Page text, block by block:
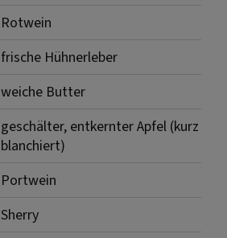
Rotwein
frische Hühnerleber
weiche Butter
geschälter, entkernter Apfel (kurz
blanchiert)
Portwein
Sherry